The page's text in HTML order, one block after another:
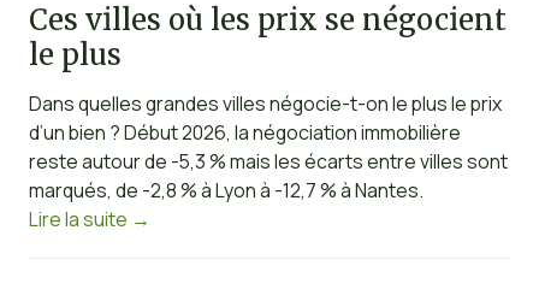
Ces villes où les prix se négocient
le plus
Dans quelles grandes villes négocie-t-on le plus le prix
d’un bien ? Début 2026, la négociation immobilière
reste autour de -5,3 % mais les écarts entre villes sont
marqués, de -2,8 % à Lyon à -12,7 % à Nantes.
Lire la suite →